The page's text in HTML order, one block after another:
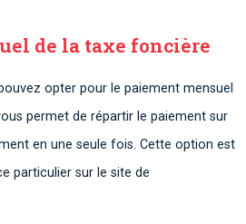
de la taxe foncière
opter pour le paiement mensuel
permet de répartir le paiement sur
en une seule fois. Cette option est
particulier sur le site de